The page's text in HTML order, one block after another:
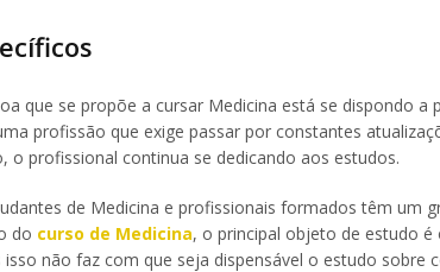
que se propõe a cursar Medicina está se dispondo a
profissão que exige passar por constantes
o profissional continua se dedicando aos estudos.
de Medicina e profissionais formados têm um
do curso de Medicina, o principal objeto de estudo
não faz com que seja dispensável o estudo sobre